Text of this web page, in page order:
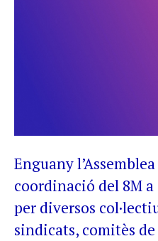
Enguany
coordinació del 8M
per diversos
sindicats, comitès